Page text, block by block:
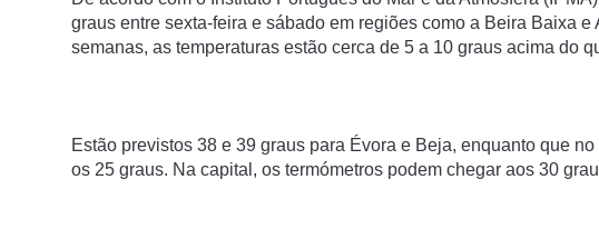
graus entre sexta-feira e sábado em regiões como a Beira Baixa
semanas, as temperaturas estão cerca de 5 a 10 graus acima do
Estão previstos 38 e 39 graus para Évora e Beja, enquanto que
os 25 graus. Na capital, os termómetros podem chegar aos 30